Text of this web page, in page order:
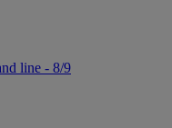
line - 8/9